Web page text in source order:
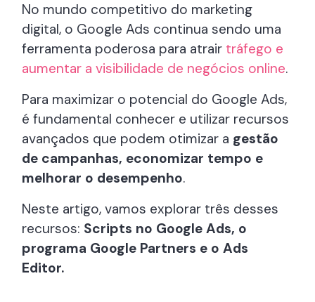
No mundo competitivo do marketing
digital, o Google Ads continua sendo uma
ferramenta poderosa para atrair tráfego e
aumentar a visibilidade de negócios online.
Para maximizar o potencial do Google Ads,
é fundamental conhecer e utilizar recursos
avançados que podem otimizar a gestão
de campanhas, economizar tempo e
melhorar o desempenho.
Neste artigo, vamos explorar três desses
recursos: Scripts no Google Ads, o
programa Google Partners e o Ads
Editor.